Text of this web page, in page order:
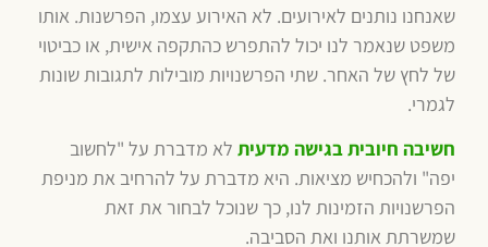
שאנחנו נותנים לאירועים. לא האירוע עצמו, הפרשנות. אותו
משפט שנאמר לנו יכול להתפרש כהתקפה אישית, או כביטוי
של לחץ של האחר. שתי הפרשנויות מובילות לתגובות שונות
לגמרי.
חשיבה חיובית בגישה מדעית לא מדברת על "לחשוב
יפה" ולהכחיש מציאות. היא מדברת על להרחיב את מניפת
הפרשנויות הזמינות לנו, כך שנוכל לבחור את זאת
שמשרתת אותנו ואת הסביבה.